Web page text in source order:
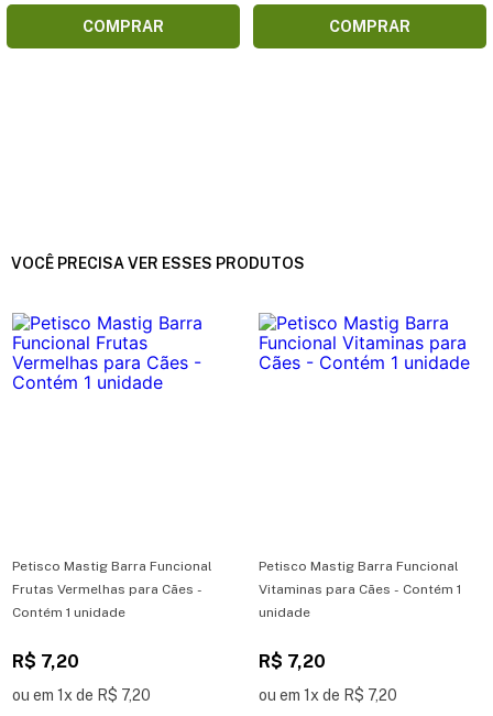
COMPRAR COMPRAR
VOCÊ PRECISA VER ESSES PRODUTOS
Petisco Mastig Barra Funcional
Frutas Vermelhas para Cães -
Contém 1 unidade
R$ 7,20
ou em 1x de R$ 7,20
Petisco Mastig Barra Funcional
Vitaminas para Cães - Contém 1
unidade
R$ 7,20
ou em 1x de R$ 7,20